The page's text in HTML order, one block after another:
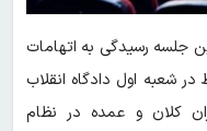
جلسه رسیدگی به اتهامات
شعبه اول دادگاه انقلاب
کلان و عمده در نظام